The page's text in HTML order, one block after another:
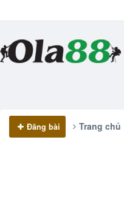
Đăng bài Trang chủ